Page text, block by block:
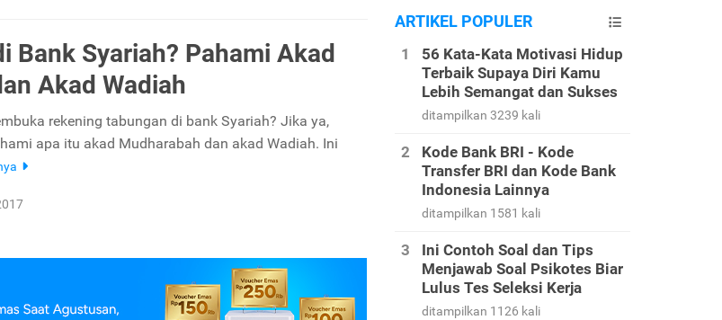
Bank Syariah? Pahami Akad
Akad Wadiah
rekening tabungan di bank Syariah? Jika ya,
apa itu akad Mudharabah dan akad Wadiah. Ini
ARTIKEL POPULER
56 Kata-Kata Motivasi Hidup
Terbaik Supaya Diri Kamu
Lebih Semangat dan Sukses
ditampilkan 3239 kali
Kode Bank BRI - Kode
Transfer BRI dan Kode Bank
Indonesia Lainnya
ditampilkan 1581 kali
Ini Contoh Soal dan Tips
Menjawab Soal Psikotes Biar
Lulus Tes Seleksi Kerja
ditampilkan 1126 kali